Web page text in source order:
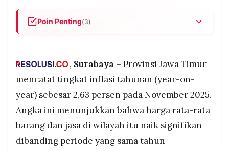
IKUTI
KAMI
©
RESOLUSI
Poin Penting(3)
Sumenep menjadi daerah dengan inflasi tertinggi,
mencapai 3,26 persen.
Kenaikan harga pangan dan perawatan pribadi
, Surabaya – Provinsi Jawa Timur
mencatat tingkat inflasi tahunan (year-on-
year) sebesar 2,63 persen pada November 2025.
Angka ini menunjukkan bahwa harga rata-rata
barang dan jasa di wilayah itu naik signifikan
dibanding periode yang sama tahun